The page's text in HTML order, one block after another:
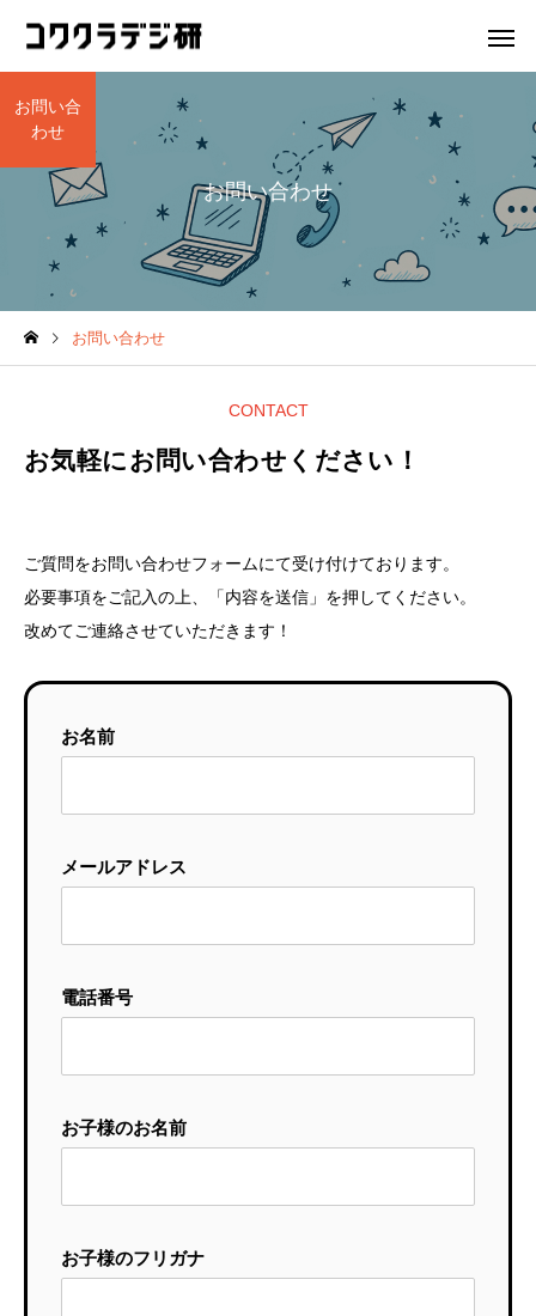
プロクラ
Unityマスターコース
Hatch夙川 for kids 体験会
【開催レポート】AI勉
お問い合わせ
お問い合
わせ
お問い合わせ
CONTACT
お気軽にお問い合わせください！
ご質問をお問い合わせフォームにて受け付けております。
必要事項をご記入の上、「内容を送信」を押してください。
改めてご連絡させていただきます！
お名前
メールアドレス
電話番号
お子様のお名前
お子様のフリガナ